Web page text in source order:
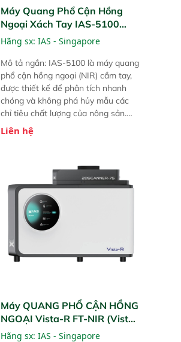
Máy Quang Phổ Cận Hồng
Ngoại Xách Tay IAS-5100
Portable NIR Analyzer
Hãng sx: IAS - Singapore
Mô tả ngắn: IAS-5100 là máy quang
phổ cận hồng ngoại (NIR) cầm tay,
được thiết kế để phân tích nhanh
chóng và không phá hủy mẫu các
chỉ tiêu chất lượng của nông sản.
Phạm vi sử dụng: Thiết bị linh hoạt
cho nhiều kịch bản khác nhau như
xuất hoặc trực tiếp ngoài đồng
Liên hệ
Máy QUANG PHỔ CẬN HỒNG
NGOẠI Vista-R FT-NIR (Vista-
R FT-NIR Analyzer)
Hãng sx: IAS - Singapore